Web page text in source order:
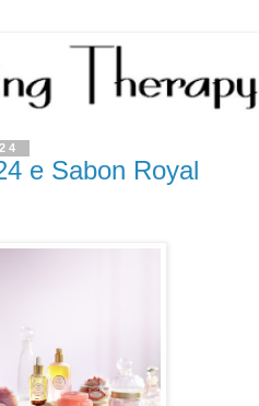
e Sabon Royal